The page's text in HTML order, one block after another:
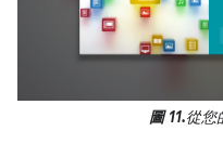
圖 11.從您